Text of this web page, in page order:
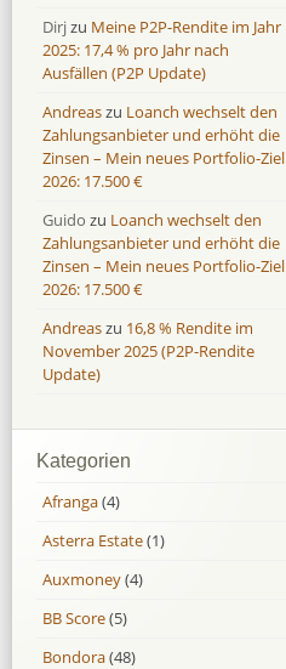
Dirjzu Meine P2P-Rendite im Jahr
2025: 17,4 % pro Jahr nach
Ausfällen (P2P Update)
Andreaszu Loanch wechselt den
Zahlungsanbieter und erhöht die
Zinsen – Mein neues Portfolio-Ziel
2026: 17.500 €
Guido zu Loanch wechselt den
Zahlungsanbieter und erhöht die
Zinsen – Mein neues Portfolio-Ziel
2026: 17.500 €
Andreaszu 16,8 % Rendite im
November 2025 (P2P-Rendite
Update)
Kategorien
Afranga(4)
Asterra Estate(1)
Auxmoney(4)
BB Score(5)
Bondora(48)